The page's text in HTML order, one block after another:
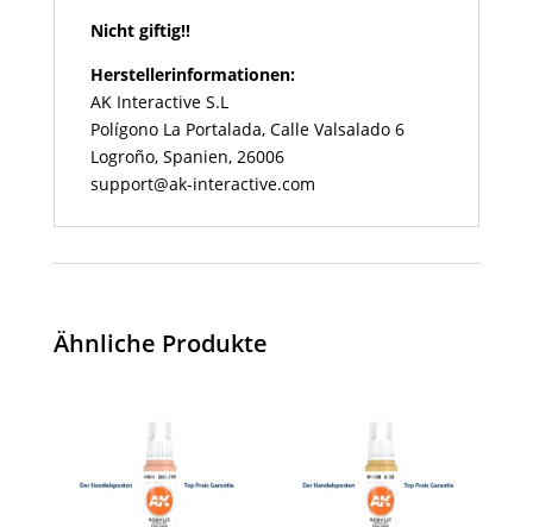
Nicht giftig!!
Herstellerinformationen:
AK Interactive S.L
Polígono La Portalada, Calle Valsalado 6
Logroño, Spanien, 26006
support@ak-interactive.com
Ähnliche Produkte